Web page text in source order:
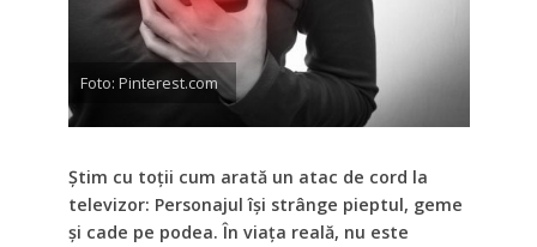
Foto: Pinterest.com
Știm cu toții cum arată un atac de cord la
televizor: Personajul își strânge pieptul, geme
și cade pe podea. În viața reală, nu este